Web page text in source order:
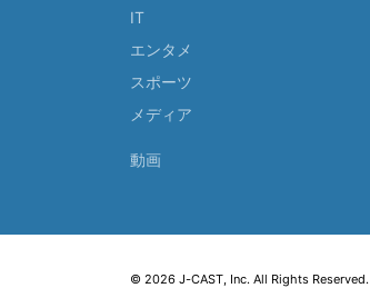
IT
エンタメ
スポーツ
メディア
動画
© 2026 J-CAST, Inc. All Rights Reserved.